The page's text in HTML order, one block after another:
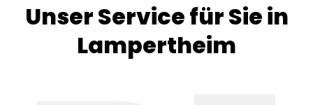
Unser Service für Sie in
Lampertheim